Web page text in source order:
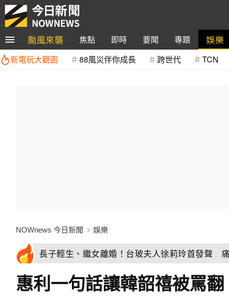
颱風來襲 焦點 即時 要聞 專題 娛樂
新電玩大觀園
88風災伴你成長 跨世代 TCN
NOWnews 今日新聞 娛樂
長子輕生、繼女離婚！台玻夫人徐莉玲首發聲
惠利一句話讓韓韶禧被罵